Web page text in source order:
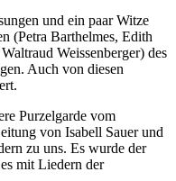
und ein paar Witze
(Petra Barthelmes, Edith
Weissenberger) des
Auch von diesen
Purzelgarde vom
von Isabell Sauer und
zu uns. Es wurde der
mit Liedern der